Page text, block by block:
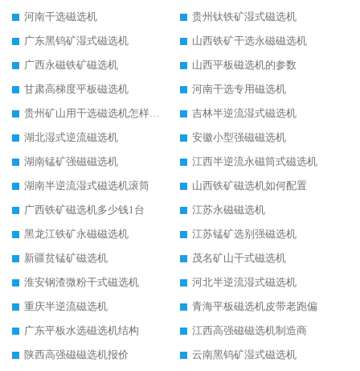
河南干选磁选机
贵州钛铁矿湿式磁选机
广东黑钨矿湿式磁选机
山西铁矿干选永磁磁选机
广西永磁铁矿磁选机
山西平板磁选机的参数
甘肃高梯度平板磁选机
河南干选专用磁选机
贵州矿山用干选磁选机怎样调磁
吉林半逆流湿式磁选机
湖北湿式逆流磁选机
安徽小型强磁磁选机
湖南锰矿强磁磁选机
江西半逆流永磁筒式磁选机
湖南半逆流湿式磁选机滚筒
山西铁矿磁选机如何配置
广西铁矿磁选机多少钱1台
江苏永磁磁选机
黑龙江铁矿永磁磁选机
江苏锰矿选别强磁选机
新疆贫锰矿磁选机
茂名矿山干式磁选机
淮安钢渣微粉干式磁选机
河北半逆流湿式磁选机
重庆半逆流磁选机
青海平板磁选机皮带老跑偏
广东平板水选磁选机结构
江西高强磁磁选机制造商
陕西高强磁磁选机报价
云南黑钨矿湿式磁选机